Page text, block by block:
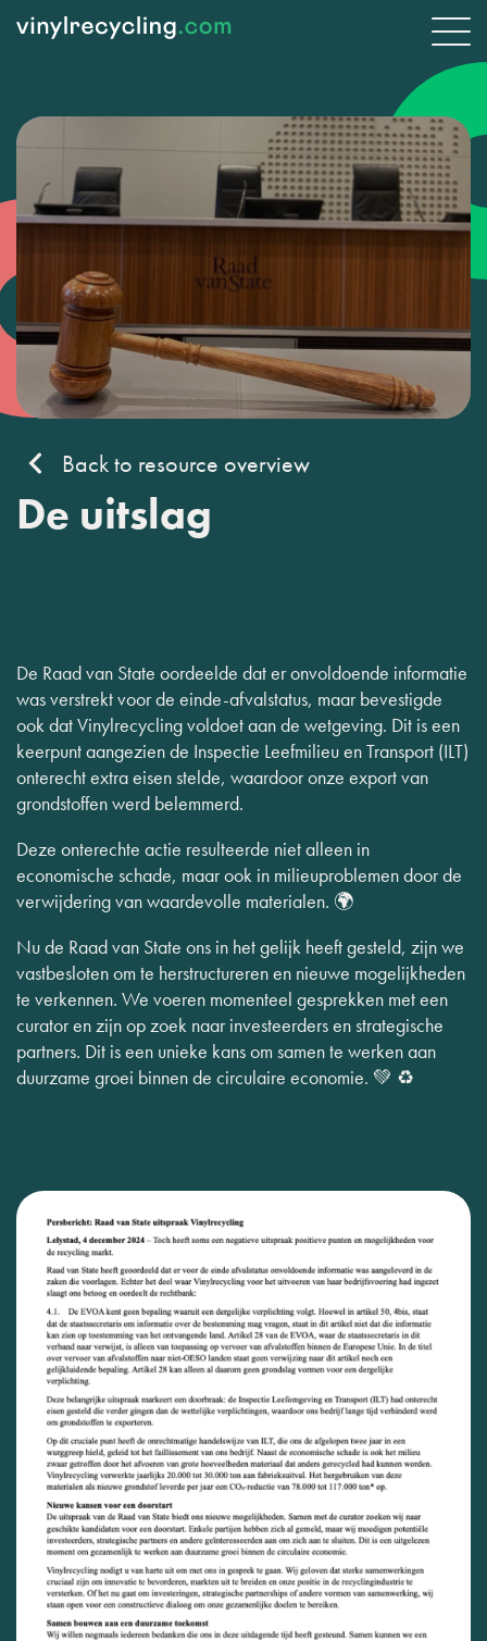
Back to resource overview
De uitslag
De Raad van State oordeelde dat er onvoldoende informatie
was verstrekt voor de einde-afvalstatus, maar bevestigde
ook dat Vinylrecycling voldoet aan de wetgeving. Dit is een
keerpunt aangezien de Inspectie Leefmilieu en Transport (ILT)
onterecht extra eisen stelde, waardoor onze export van
grondstoffen werd belemmerd.
Deze onterechte actie resulteerde niet alleen in
economische schade, maar ook in milieuproblemen door de
verwijdering van waardevolle materialen. 🌍
Nu de Raad van State ons in het gelijk heeft gesteld, zijn we
vastbesloten om te herstructureren en nieuwe mogelijkheden
te verkennen. We voeren momenteel gesprekken met een
curator en zijn op zoek naar investeerders en strategische
partners. Dit is een unieke kans om samen te werken aan
duurzame groei binnen de circulaire economie. 💚 ♻️